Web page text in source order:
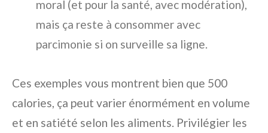
moral (et pour la santé, avec modération),
mais ça reste à consommer avec
parcimonie si on surveille sa ligne.
Ces exemples vous montrent bien que 500
calories, ça peut varier énormément en volume
et en satiété selon les aliments. Privilégier les